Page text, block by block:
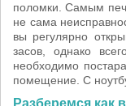
поломки. Самым
не сама
вы регулярно
засов, однако
необходимо
помещение. С
Разберемся как